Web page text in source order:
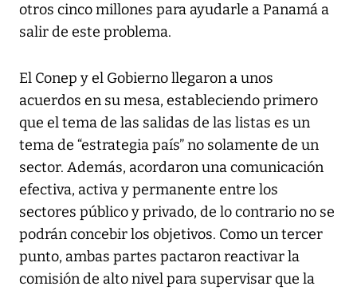
otros cinco millones para ayudarle a Panamá a
salir de este problema.
El Conep y el Gobierno llegaron a unos
acuerdos en su mesa, estableciendo primero
que el tema de las salidas de las listas es un
tema de “estrategia país” no solamente de un
sector. Además, acordaron una comunicación
efectiva, activa y permanente entre los
sectores público y privado, de lo contrario no se
podrán concebir los objetivos. Como un tercer
punto, ambas partes pactaron reactivar la
comisión de alto nivel para supervisar que la